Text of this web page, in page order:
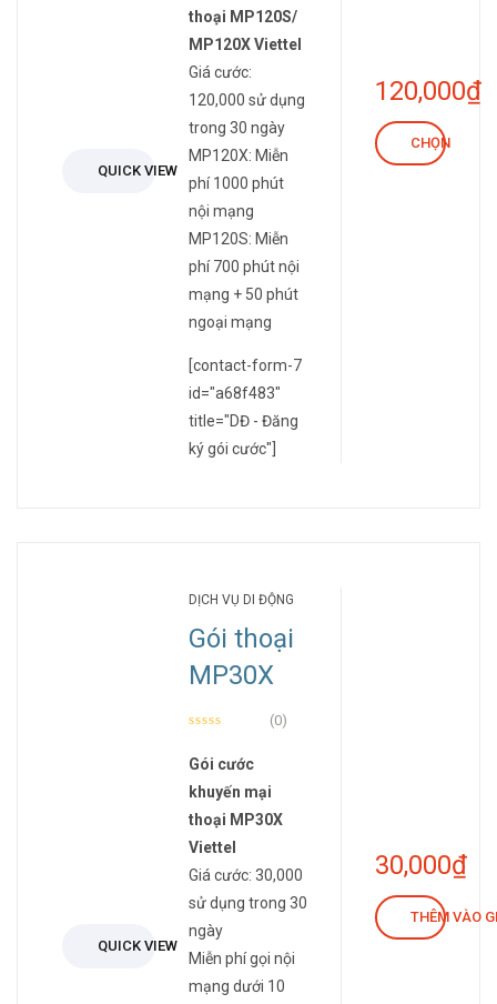
QUICK VIEW
thoại MP120S/
MP120X Viettel
Giá cước:
120,000 sử dụng
trong 30 ngày
MP120X: Miễn
phí 1000 phút
nội mạng
MP120S: Miễn
phí 700 phút nội
mạng + 50 phút
ngoại mạng
[contact-form-7
id="a68f483"
title="DĐ - Đăng
ký gói cước"]
120,000₫
CHỌN
QUICK VIEW
DỊCH VỤ DI ĐỘNG
Gói thoại
MP30X
(0)
Gói cước
khuyến mại
thoại MP30X
Viettel
Giá cước: 30,000
sử dụng trong 30
ngày
Miễn phí gọi nội
mạng dưới 10
30,000₫
THÊM VÀO